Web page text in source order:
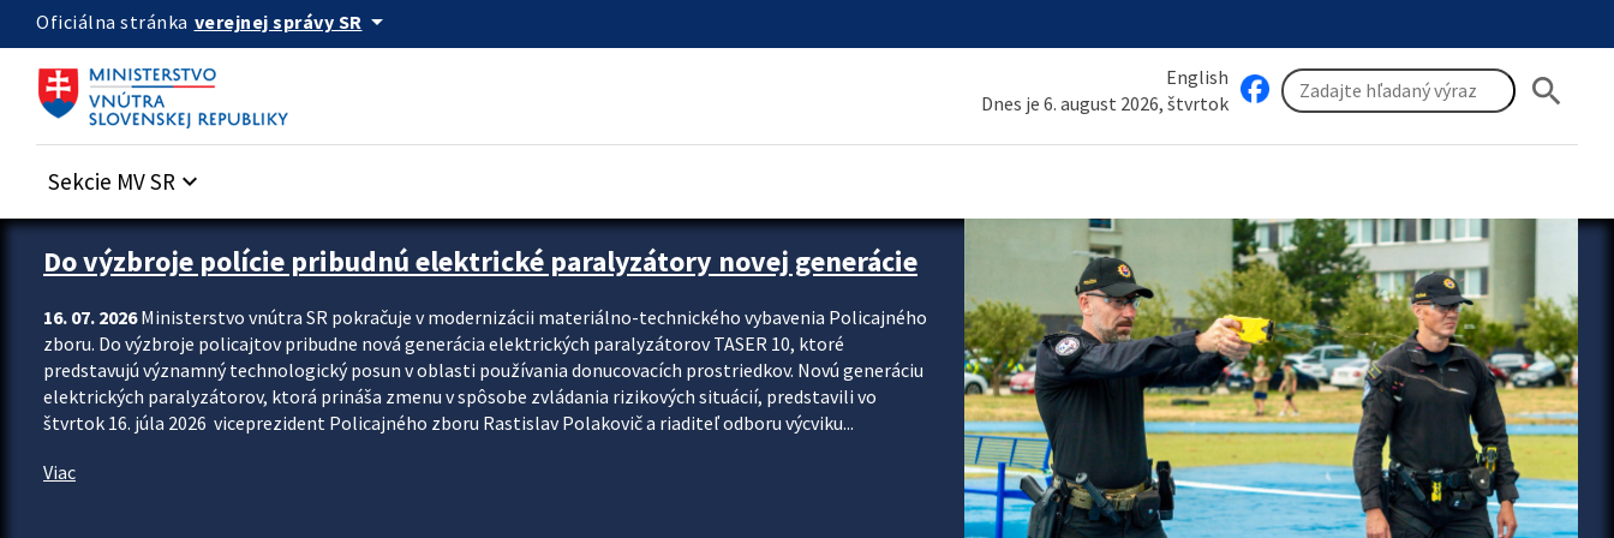
Preskocit na hlavný obsah
Oficiálna stránka verejnej správy SR arrow_drop_down
English
Dnes je 6. august 2026, štvrtok
search
Sekcie MV SR keyboard_arrow_down
Zastavit automatický posun upútavok
Do výzbroje polície pribudnú elektrické paralyzátory novej generácie
16. 07. 2026Ministerstvo vnútra SR pokračuje v modernizácii materiálno-technického vybavenia Policajného
zboru. Do výzbroje policajtov pribudne nová generácia elektrických paralyzátorov TASER 10, ktoré
predstavujú významný technologický posun v oblasti používania donucovacích prostriedkov. Novú generáciu
elektrických paralyzátorov, ktorá prináša zmenu v spôsobe zvládania rizikových situácií, predstavili vo
štvrtok 16. júla 2026 viceprezident Policajného zboru Rastislav Polakovič a riaditeľ odboru výcviku...
Viac